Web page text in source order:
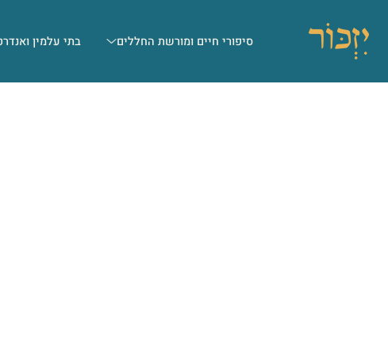
סיפורי חיים ומורשת החללים בתי עלמין